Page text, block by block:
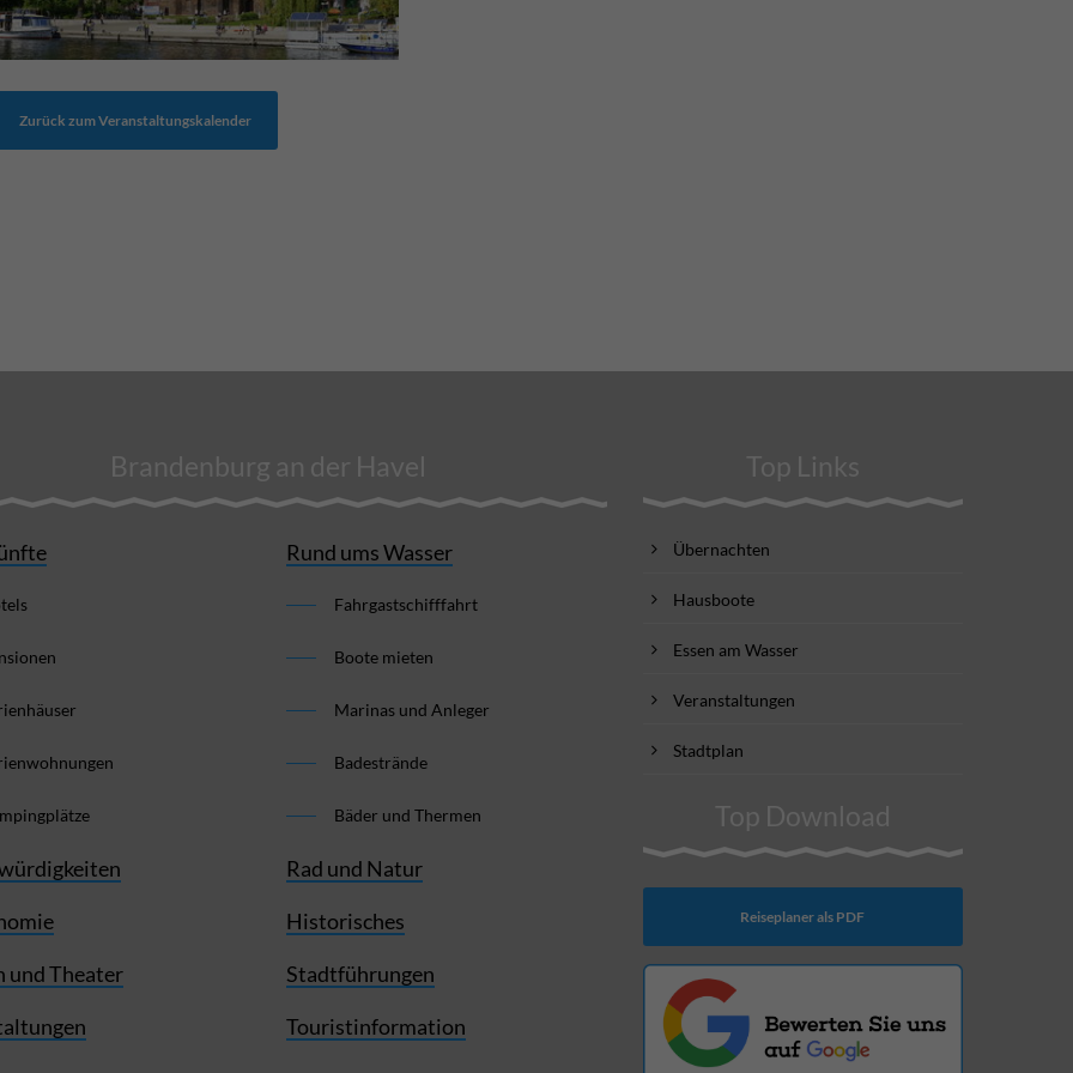
Zurück zum Veranstaltungskalender
Brandenburg an der Havel
und Theater
Rund ums Wasser
Fahrgastschifffahrt
Boote mieten
Marinas und Anleger
Badestrände
Bäder und Thermen
Rad und Natur
Historisches
Stadtführungen
Touristinformation
Top Links
Übernachten
Hausboote
Essen am Wasser
Veranstaltungen
Stadtplan
Top Download
Reiseplaner als PDF